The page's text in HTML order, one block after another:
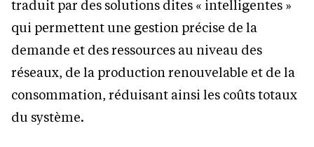
traduit par des solutions dites « intelligentes »
qui permettent une gestion précise de la
demande et des ressources au niveau des
réseaux, de la production renouvelable et de la
consommation, réduisant ainsi les coûts totaux
du système.